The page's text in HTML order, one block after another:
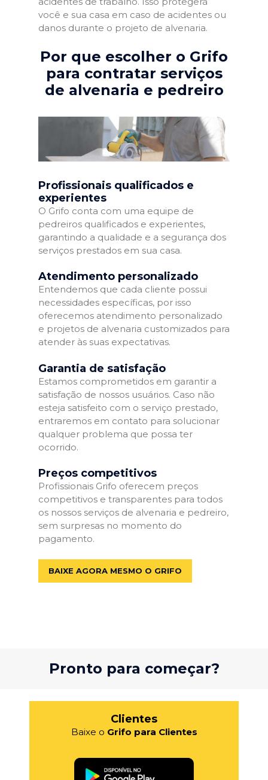
você e sua casa em caso de acidentes ou
danos durante o projeto de alvenaria.
Por que escolher o Grifo
para contratar serviços
de alvenaria e pedreiro
Profissionais qualificados e
experientes
O Grifo conta com uma equipe de
pedreiros qualificados e experientes,
garantindo a qualidade e a segurança dos
serviços prestados em sua casa.
Atendimento personalizado
Entendemos que cada cliente possui
necessidades específicas, por isso
oferecemos atendimento personalizado
e projetos de alvenaria customizados para
atender às suas expectativas.
Garantia de satisfação
Estamos comprometidos em garantir a
satisfação de nossos usuários. Caso não
esteja satisfeito com o serviço prestado,
entraremos em contato para solucionar
qualquer problema que possa ter
ocorrido.
Preços competitivos
Profissionais Grifo oferecem preços
competitivos e transparentes para todos
os nossos serviços de alvenaria e pedreiro,
sem surpresas no momento do
pagamento.
BAIXE AGORA MESMO O GRIFO
Pronto para começar?
Clientes
Baixe o Grifo para Clientes